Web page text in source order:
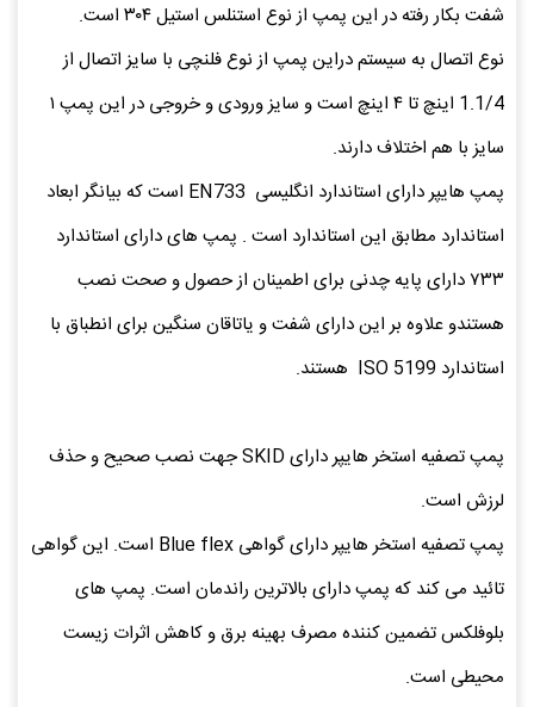
شفت بکار رفته در این پمپ از نوع استنلس استیل ۳۰۴ است.
نوع اتصال به سیستم دراین پمپ از نوع فلنچی با سایز اتصال از
1.1/4 اینچ تا ۴ اینچ است و سایز ورودی و خروجی در این پمپ ۱
سایز با هم اختلاف دارند.
پمپ هایپر دارای استاندارد انگلیسی EN733 است که بیانگر ابعاد
استاندارد مطابق این استاندارد است . پمپ های دارای استاندارد
۷۳۳ دارای پایه چدنی برای اطمینان از حصول و صحت نصب
هستندو علاوه بر این دارای شفت و یاتاقان سنگین برای انطباق با
استاندارد ISO 5199 هستند.
پمپ تصفیه استخر هایپر دارای SKID جهت نصب صحیح و حذف
لرزش است.
پمپ تصفیه استخر هایپر دارای گواهی Blue flex است. این گواهی
تائید می کند که پمپ دارای بالاترین راندمان است. پمپ های
بلوفلکس تضمین کننده مصرف بهینه برق و کاهش اثرات زیست
محیطی است.